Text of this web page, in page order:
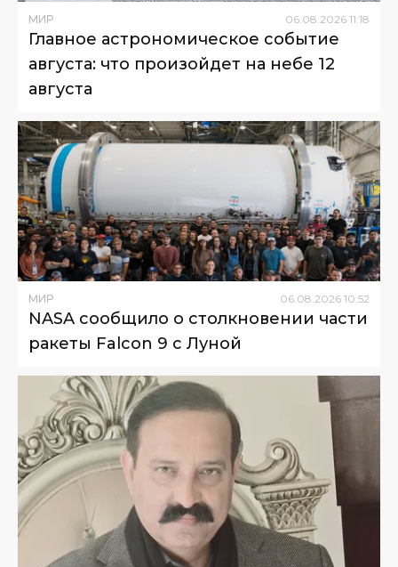
МИР 06 08 2026 11:18
Главное астрономическое событие
августа: что произойдет на небе 12
августа
МИР 06.08.2026 10:52
NASA сообщило о столкновении части
ракеты Falcon 9 с Луной